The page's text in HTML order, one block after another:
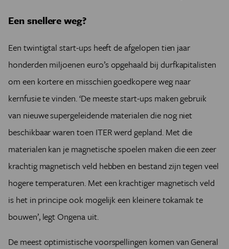
Een snellere weg?
Een twintigtal start-ups heeft de afgelopen tien jaar
honderden miljoenen euro’s opgehaald bij durfkapitalisten
om een kortere en misschien goedkopere weg naar
kernfusie te vinden. ‘De meeste start-ups maken gebruik
van nieuwe supergeleidende materialen die nog niet
beschikbaar waren toen ITER werd gepland. Met die
materialen kan je magnetische spoelen maken die een zeer
krachtig magnetisch veld hebben en bestand zijn tegen veel
hogere temperaturen. Met een krachtiger magnetisch veld
is het in principe ook mogelijk een kleinere tokamak te
bouwen’, legt Ongena uit.
De meest optimistische voorspellingen komen van General